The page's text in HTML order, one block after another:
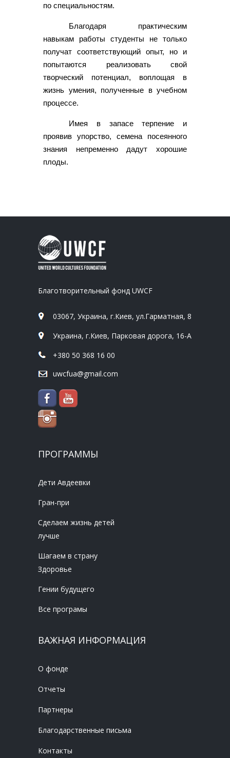
по специальностям.
Благодаря практическим
навыкам работы студенты не только
получат соответствующий опыт, но и
попытаются реализовать свой
творческий потенциал, воплощая в
жизнь умения, полученные в учебном
процессе.
Имея в запасе терпение и
проявив упорство, семена посеянного
знания непременно дадут хорошие
плоды.
Благотворительный фонд UWCF
03067, Украина, г.Киев, ул.Гарматная, 8
Украина, г.Киев, Парковая дорога, 16-А
+380 50 368 16 00
uwcfua@gmail.com
ПРОГРАММЫ
Дети Авдеевки
Гран-при
Сделаем жизнь детей
лучше
Шагаем в страну
Здоровье
Гении будущего
Все програмы
ВАЖНАЯ ИНФОРМАЦИЯ
О фонде
Отчеты
Партнеры
Благодарственные письма
Контакты